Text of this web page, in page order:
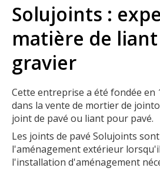
Solujoints :
matière de
gravier
Cette entreprise a été fondée en
dans la vente de mortier de
joint de pavé ou liant pour pavé.
Les joints de pavé Solujoints
l'aménagement extérieur
l'installation d'aménagement